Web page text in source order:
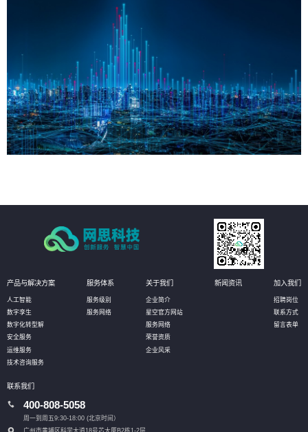
产品与解决方案
人工智能
数字孪生
数字化转型解
安全服务
运维服务
技术咨询服务
服务体系
服务级别
服务网络
关于我们
企业简介
星空官方网站
服务网络
荣誉资质
企业风采
新闻资讯 加入我们
招聘岗位
联系方式
留言表单
联系我们
400-808-5058
周一到周五9:30-18:00 (北京时间）